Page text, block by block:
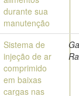
durante sua
manutenção
Sistema de
injeção de ar
comprimido
em baixas
cargas nas